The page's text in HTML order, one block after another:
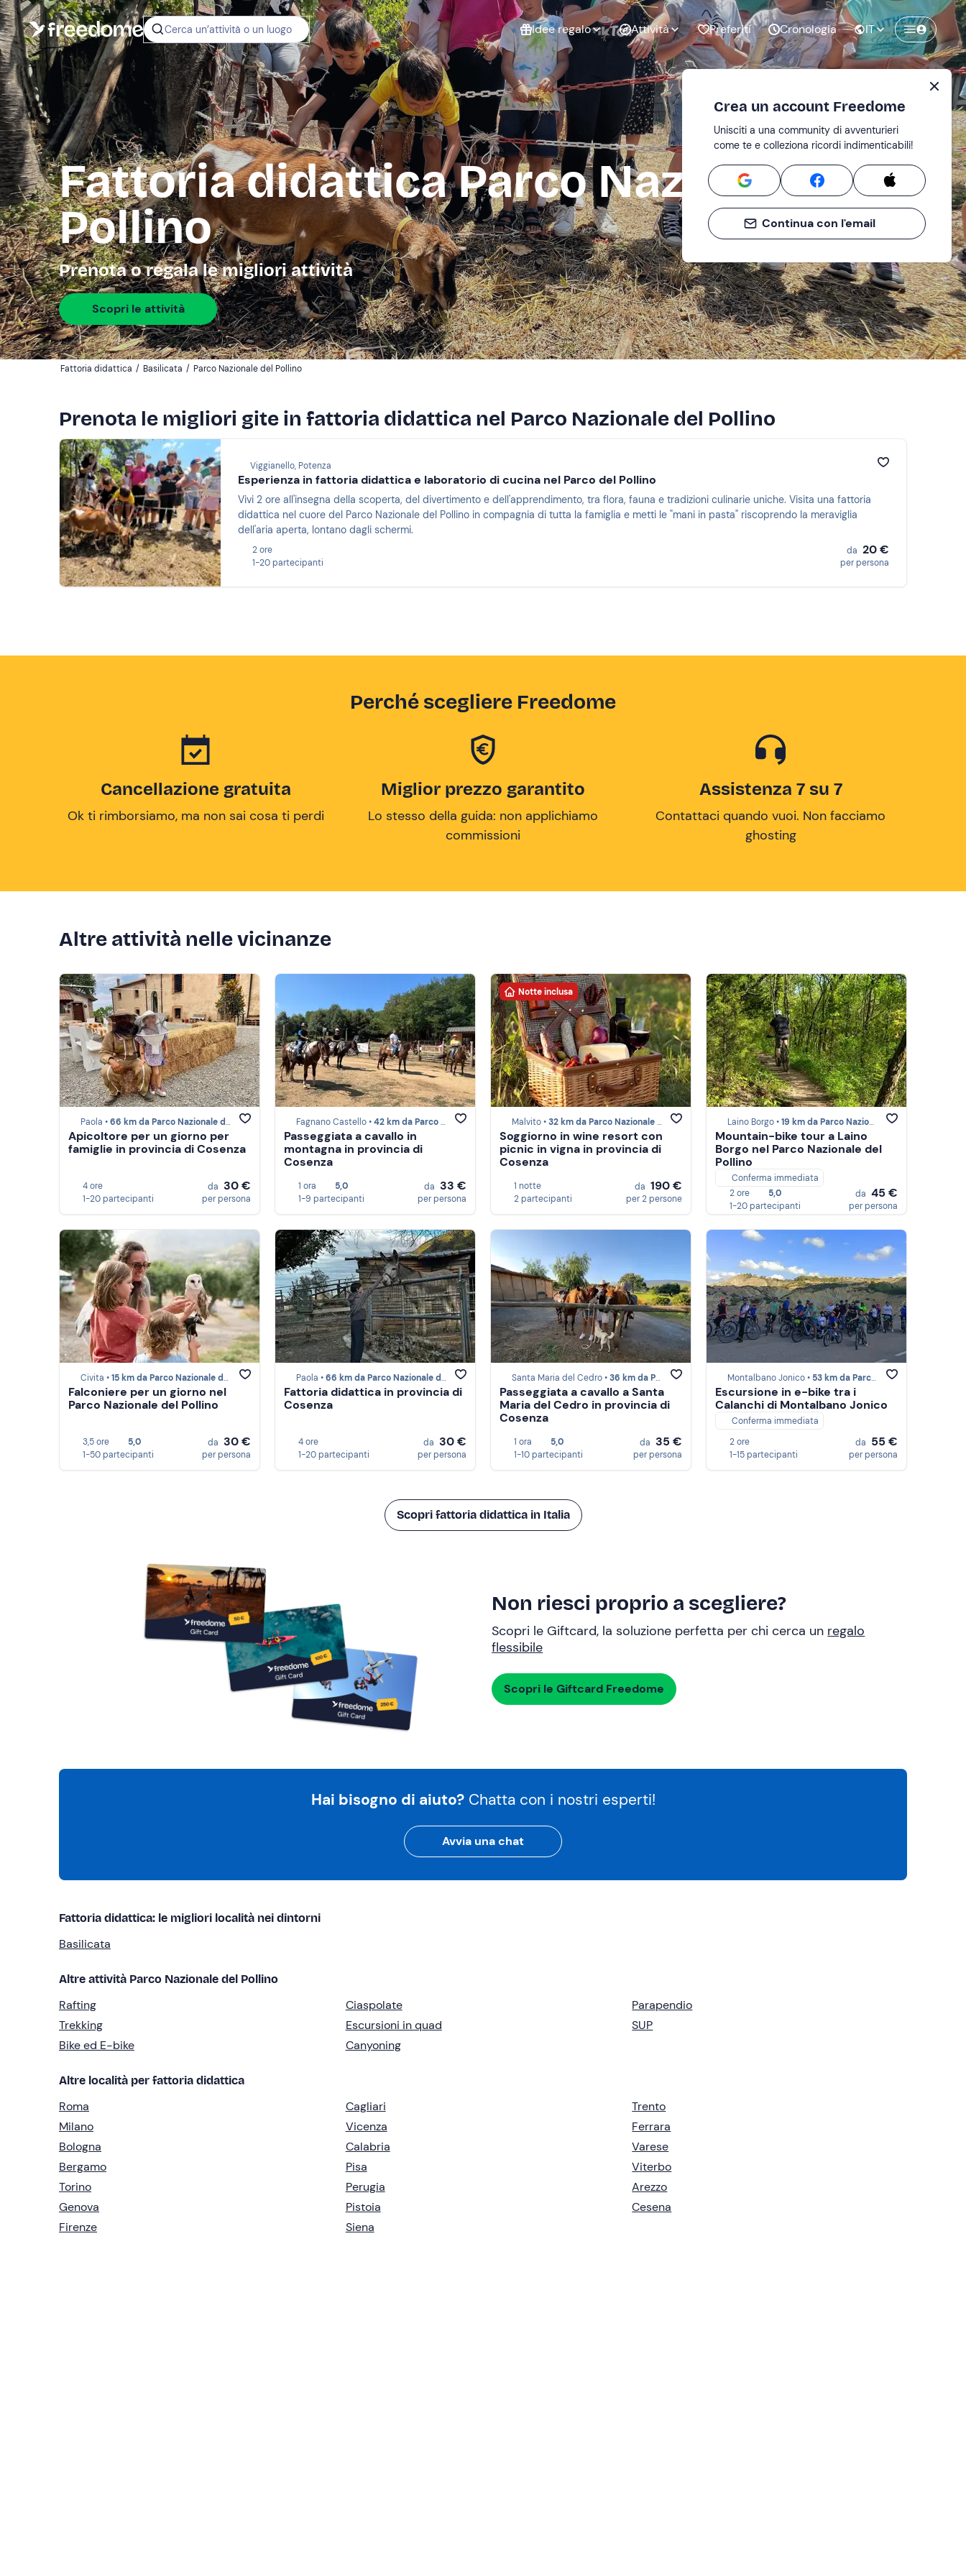
Cerca un’attività o un luogo Idee regalo
Non sai cosa
regalare?
Gift Card Freedome
Un regalo digitale che
lascia la libertà di
scegliere esperienze
outdoor in tutta Italia.
Regala una Gift Card
Esperienze da
regalare
Esperienze di
coppia
Compleanno
Laurea
Addio al
celibato
Addio al
Attività Preferiti Cronologia IT
Fattoria didattica Parco Nazionale del
Pollino
Prenota o regala le migliori attività
Scopri le attività
Fattoria didattica / Basilicata / Parco Nazionale del Pollino
Prenota le migliori gite in fattoria didattica nel Parco Nazionale del Pollino
Viggianello, Potenza
Esperienza in fattoria didattica e laboratorio di cucina nel Parco del Pollino
Vivi 2 ore all'insegna della scoperta, del divertimento e dell'apprendimento, tra flora, fauna e tradizioni culinarie uniche. Visita una fattoria
didattica nel cuore del Parco Nazionale del Pollino in compagnia di tutta la famiglia e metti le "mani in pasta" riscoprendo la meraviglia
dell'aria aperta, lontano dagli schermi.
2 ore
1-20 partecipanti
da 20 €
per persona
Perché scegliere Freedome
Cancellazione gratuita
Ok ti rimborsiamo, ma non sai cosa ti perdi
Miglior prezzo garantito
Lo stesso della guida: non applichiamo
commissioni
Assistenza 7 su 7
Contattaci quando vuoi. Non facciamo
ghosting
Altre attività nelle vicinanze
Paola •66 km da Parco Nazionale del Pollino
Apicoltore per un giorno per
famiglie in provincia di Cosenza
4 ore
1-20 partecipanti
da 30 €
per persona
Fagnano Castello •42 km da Parco Nazionale del Pollino
Passeggiata a cavallo in
montagna in provincia di
Cosenza
1 ora
5,0
1-9 partecipanti
da 33 €
per persona
Notte inclusa
Malvito •32 km da Parco Nazionale del Pollino
Soggiorno in wine resort con
picnic in vigna in provincia di
Cosenza
1 notte
2 partecipanti
da 190 €
per 2 persone
Laino Borgo •19 km da Parco Nazionale del Pollino
Mountain-bike tour a Laino
Borgo nel Parco Nazionale del
Pollino
Conferma immediata
2 ore
5,0
1-20 partecipanti
da 45 €
per persona
Civita •15 km da Parco Nazionale del Pollino
Falconiere per un giorno nel
Parco Nazionale del Pollino
3,5 ore
5,0
1-50 partecipanti
da 30 €
per persona
Paola •66 km da Parco Nazionale del Pollino
Fattoria didattica in provincia di
Cosenza
4 ore
1-20 partecipanti
da 30 €
per persona
Santa Maria del Cedro •36 km da Parco Nazionale del Pollino
Passeggiata a cavallo a Santa
Maria del Cedro in provincia di
Cosenza
1 ora
5,0
1-10 partecipanti
da 35 €
per persona
Montalbano Jonico • 53 km da Parco Nazionale del Pollino
Escursione in e-bike tra i
Calanchi di Montalbano Jonico
Conferma immediata
2 ore
1-15 partecipanti
da 55 €
per persona
Scopri fattoria didattica in Italia
Non riesci proprio a scegliere?
Scopri le Giftcard, la soluzione perfetta per chi cerca un regalo
flessibile
Scopri le Giftcard Freedome
Hai bisogno di aiuto? Chatta con i nostri esperti!
Avvia una chat
Fattoria didattica: le migliori località nei dintorni
Basilicata
Altre attività Parco Nazionale del Pollino
Rafting
Trekking
Bike ed E-bike
Ciaspolate
Escursioni in quad
Canyoning
Parapendio
SUP
Altre località per fattoria didattica
Roma
Milano
Bologna
Bergamo
Torino
Genova
Firenze
Cagliari
Vicenza
Calabria
Pisa
Perugia
Pistoia
Siena
Trento
Ferrara
Varese
Viterbo
Arezzo
Cesena
Crea un account Freedome
Unisciti a una community di avventurieri
come te e colleziona ricordi indimenticabili!
Continua con l'email